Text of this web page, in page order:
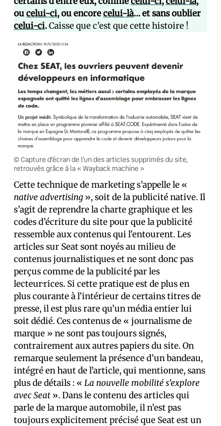
oucelui-ci, ou encorecelui-là… et sans oublier
celui-ci.Caisse que c’est que cette histoire !
© Capture d’écran de l’un des articles supprimés du site,
retrouvés grâce à la « Wayback machine »
Cette technique de marketing s’appelle le «
native advertising », soit de la publicité native. Il
s’agit de reprendre la charte graphique et les
codes d’écriture du site pour que la publicité
ressemble aux contenus qui l’entourent. Les
articles sur Seat sont noyés au milieu de
contenus journalistiques et ne sont donc pas
perçus comme de la publicité par les
lecteur·rices. Si cette pratique est de plus en
plus courante à l’intérieur de certains titres de
presse, il est plus rare qu’un média entier lui
soit dédié. Ces contenus de « journalisme de
marque » ne sont pas toujours signés,
contrairement aux autres papiers du site. On
remarque seulement la présence d’un bandeau,
intégré en haut de l’article, qui mentionne, sans
plus de détails : « La nouvelle mobilité s’explore
avec Seat ». Dans le contenu des articles qui
parle de la marque automobile, il n’est pas
toujours explicitement précisé que Seat est un